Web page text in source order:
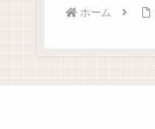
ホーム